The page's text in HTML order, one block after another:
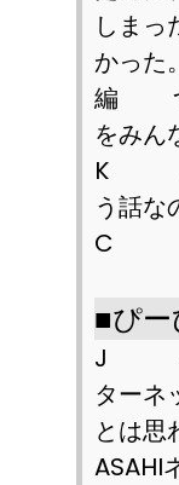
しまっ
かった。
編 つ
をみん
Kえ
う話な
C い
■ぴ
J そ
ターネ
とは思
ASAHI